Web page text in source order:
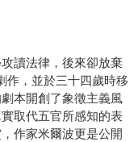
讀法律，後來卻放棄
作，並於三十四歲時移
本開創了象徵主義風
取代五官所感知的表
作家米爾波更是公開